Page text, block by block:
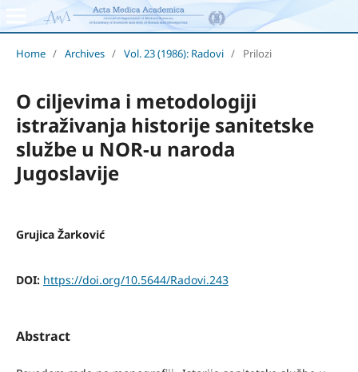
Home / Archives / Vol. 23 (1986): Radovi / Prilozi
O ciljevima i metodologiji
istraživanja historije sanitetske
službe u NOR-u naroda
Jugoslavije
Grujica Žarković
DOI: https://doi.org/10.5644/Radovi.243
Abstract